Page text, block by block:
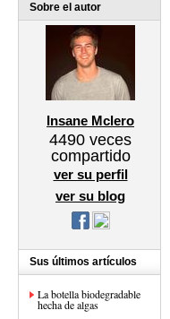
Sobre el autor
Insane Mclero
4490 veces
compartido
ver su perfil
ver su blog
Sus últimos artículos
La botella biodegradable
hecha de algas